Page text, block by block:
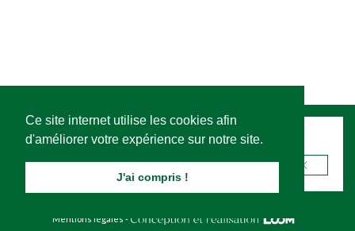
Ce site internet utilise les cookies afin
d'améliorer votre expérience sur notre site.
J'ai compris !
Recevez notre newsletter
Mentions légales -